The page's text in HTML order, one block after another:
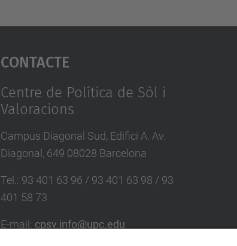
Contacte
Centre de Política de Sòl i
Valoracions
Campus Diagonal Sud, Edifici A. Av.
Diagonal, 649 08028 Barcelona
Tel. : 93 401 63 96 / 93 401 63 98 / 93
401 58 73
E-mail : cpsv.info@upc.edu